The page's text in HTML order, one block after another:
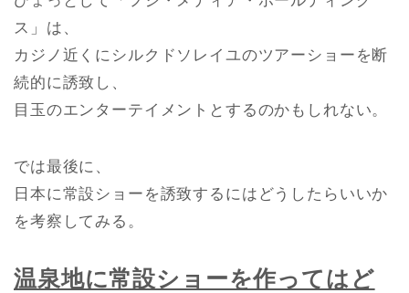
ス」は、
カジノ近くにシルクドソレイユのツアーショーを断
続的に誘致し、
目玉のエンターテイメントとするのかもしれない。
では最後に、
日本に常設ショーを誘致するにはどうしたらいいか
を考察してみる。
温泉地に常設ショーを作ってはど